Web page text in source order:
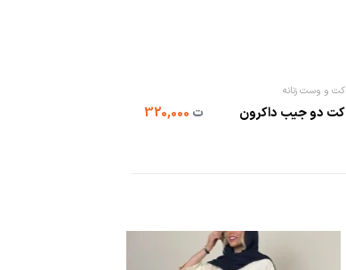
کت و وست زنانه
کت دو جیب داکرون ت